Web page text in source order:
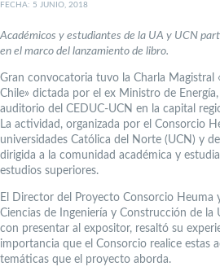
FECHA: 5 JUNIO, 2018
Académicos y estudiantes de la UA y UCN
en el marco del lanzamiento de libro.
Gran convocatoria tuvo la Charla Magistral
Chile» dictada por el ex Ministro de
auditorio del CEDUC-UCN en la capital
La actividad, organizada por el Consorcio
universidades Católica del Norte (UCN) y
dirigida a la comunidad académica y
estudios superiores.
El Director del Proyecto Consorcio Heuma
Ciencias de Ingeniería y Construcción de la
con presentar al expositor, resaltó su
importancia que el Consorcio realice estas
temáticas que el proyecto aborda.